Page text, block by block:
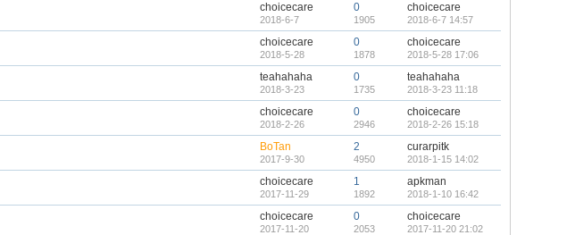
choicecare
2018-6-7
0
1905
choicecare
2018-6-7 14:57
choicecare
2018-5-28
0
1878
choicecare
2018-5-28 17:06
teahahaha
2018-3-23
0
1735
teahahaha
2018-3-23 11:18
choicecare
2018-2-26
0
2946
choicecare
2018-2-26 15:18
BoTan
2017-9-30
2
4950
curarpitk
2018-1-15 14:02
choicecare
2017-11-29
1
1892
apkman
2018-1-10 16:42
choicecare
2017-11-20
0
2053
choicecare
2017-11-20 21:02